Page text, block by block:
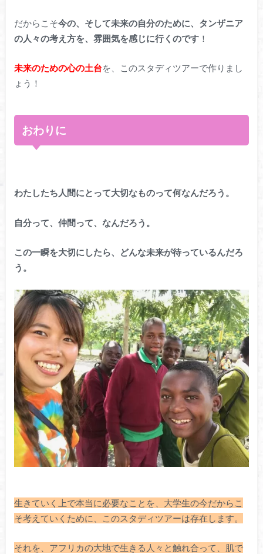
だからこそ今の、そして未来の自分のために、タンザニア
の人々の考え方を、雰囲気を感じに行くのです！
未来のための心の土台を、このスタディツアーで作りまし
ょう！
おわりに
わたしたち人間にとって大切なものって何なんだろう。
自分って、仲間って、なんだろう。
この一瞬を大切にしたら、どんな未来が待っているんだろ
う。
生きていく上で本当に必要なことを、大学生の今だからこ
そ考えていくために、このスタディツアーは存在します。
それを、アフリカの大地で生きる人々と触れ合って、肌で